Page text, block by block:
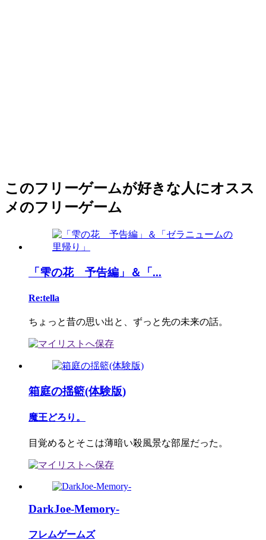
このフリーゲームが好きな人にオスス
メのフリーゲーム
「雫の花 予告編」＆「...
Re:tella
ちょっと昔の思い出と、ずっと先の未来の話。
箱庭の揺籃(体験版)
魔王どろり。
目覚めるとそこは薄暗い殺風景な部屋だった。
DarkJoe-Memory-
フレムゲームズ